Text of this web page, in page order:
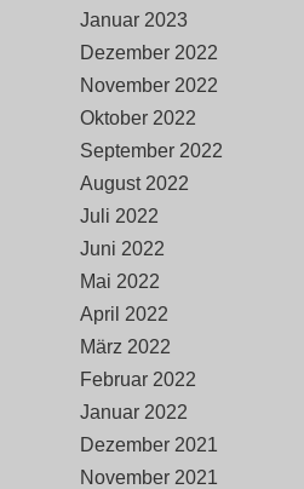
Januar 2023
Dezember 2022
November 2022
Oktober 2022
September 2022
August 2022
Juli 2022
Juni 2022
Mai 2022
April 2022
März 2022
Februar 2022
Januar 2022
Dezember 2021
November 2021